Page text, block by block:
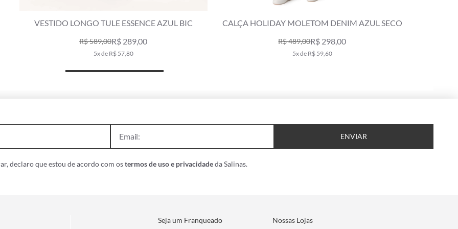
VESTIDO LONGO TULE ESSENCE AZUL BIC
R$ 589,00R$ 289,00
5x de R$ 57,80
CALÇA HOLIDAY MOLETOM DENIM AZUL SECO
R$ 489,00R$ 298,00
5x de R$ 59,60
ENVIAR
declaro que estou de acordo com ostermos de uso e privacidadeda Salinas.
Seja um Franqueado Nossas Lojas